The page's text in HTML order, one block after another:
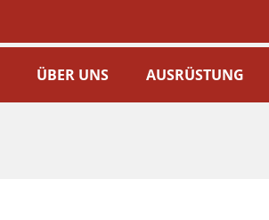
ÜBER UNS AUSRÜSTUNG